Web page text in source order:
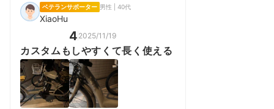
ベテランサポーター 男性 | 40代
XiaoHu
4 2025/11/19
カスタムもしやすくて長く使える